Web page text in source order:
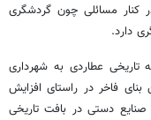
مسائلی چون گردشگری
دارد.
تاریخی عطاردی به شهرداری
فاخر در راستای افزایش
دستی در بافت تاریخی